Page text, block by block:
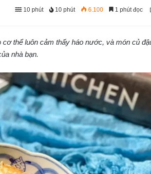
10 phút 10 phút 6.100 1 phút đọc
thể luôn cảm thấy háo nước, và món củ
nhà bạn.